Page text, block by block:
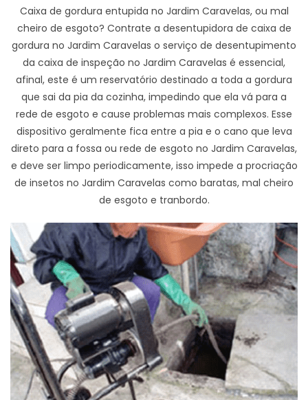
Caixa de gordura entupida no Jardim Caravelas, ou mal
cheiro de esgoto? Contrate a desentupidora de caixa de
gordura no Jardim Caravelas o serviço de desentupimento
da caixa de inspeção no Jardim Caravelas é essencial,
afinal, este é um reservatório destinado a toda a gordura
que sai da pia da cozinha, impedindo que ela vá para a
rede de esgoto e cause problemas mais complexos. Esse
dispositivo geralmente fica entre a pia e o cano que leva
direto para a fossa ou rede de esgoto no Jardim Caravelas,
e deve ser limpo periodicamente, isso impede a procriação
de insetos no Jardim Caravelas como baratas, mal cheiro
de esgoto e tranbordo.